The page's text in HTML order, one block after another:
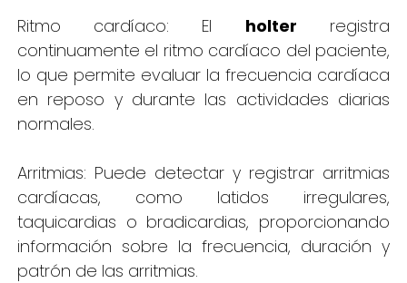
Ritmo cardíaco: El holter registra
continuamente el ritmo cardíaco del paciente,
lo que permite evaluar la frecuencia cardíaca
en reposo y durante las actividades diarias
normales.
Arritmias: Puede detectar y registrar arritmias
cardíacas, como latidos irregulares,
taquicardias o bradicardias, proporcionando
información sobre la frecuencia, duración y
patrón de las arritmias.